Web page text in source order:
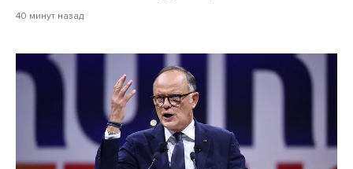
40 минут назад